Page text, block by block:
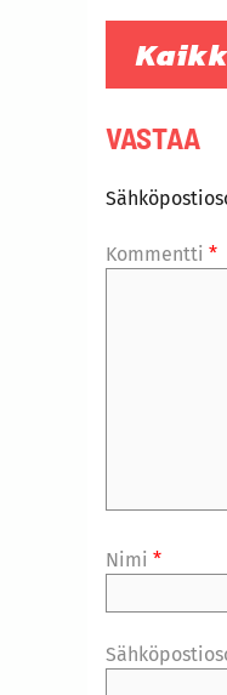
VASTAA
Kommentti *
Nimi *